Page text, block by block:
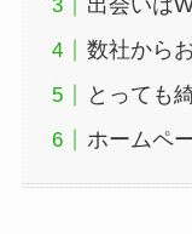
出会いは
数社から
とっても
ホームペ